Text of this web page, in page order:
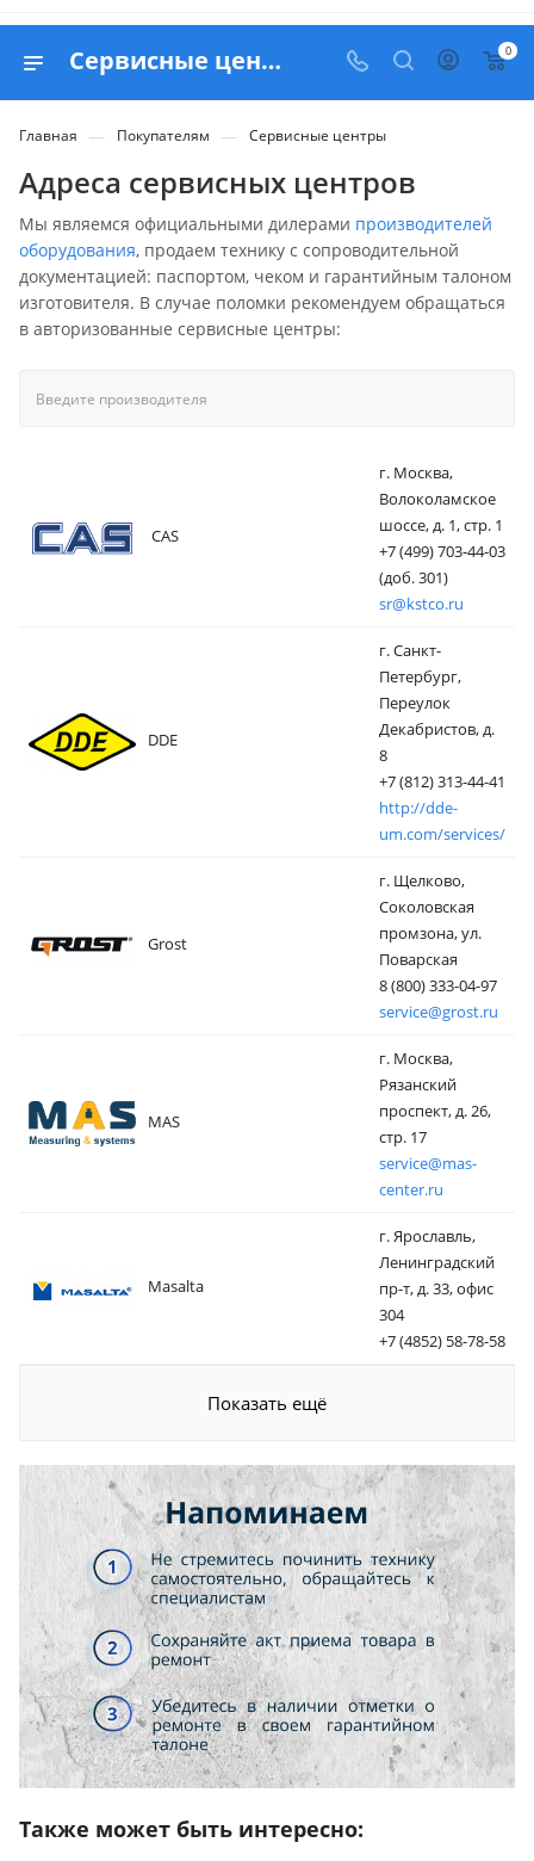
Сервисные центры Белапекс 0
Главная — Покупателям — Сервисные центры
Адреса сервисных центров
Мы являемся официальными дилерами производителей
оборудования, продаем технику с сопроводительной
документацией: паспортом, чеком и гарантийным талоном
изготовителя. В случае поломки рекомендуем обращаться
в авторизованные сервисные центры:
CAS
г. Москва,
Волоколамское
шоссе, д. 1, стр. 1
+7 (499) 703-44-03
(доб. 301)
sr@kstco.ru
DDE
г. Санкт-
Петербург,
Переулок
Декабристов, д.
8
+7 (812) 313-44-41
http://dde-
um.com/services/
Grost
г. Щелково,
Соколовская
промзона, ул.
Поварская
8 (800) 333-04-97
service@grost.ru
MAS
г. Москва,
Рязанский
проспект, д. 26,
стр. 17
service@mas-
center.ru
Masalta
г. Ярославль,
Ленинградский
пр-т, д. 33, офис
304
+7 (4852) 58-78-58
Показать ещё
Также может быть интересно: